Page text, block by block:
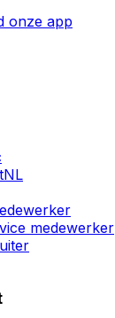
onze app
medewerker